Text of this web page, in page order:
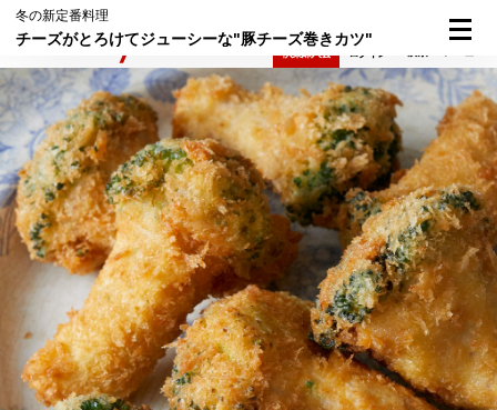
冬の新定番料理
チーズがとろけてジューシーな"豚チーズ巻きカツ"